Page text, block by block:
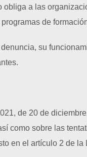
obliga a las
de
su
de 20 de
como sobre las
en el artículo 2 de